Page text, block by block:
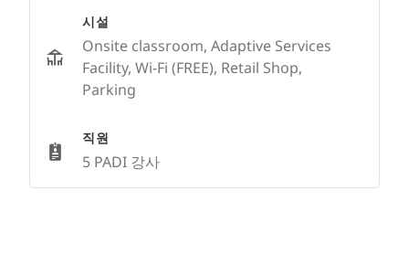
시설
Onsite classroom, Adaptive Services
Facility, Wi-Fi (FREE), Retail Shop,
Parking
직원
5 PADI 강사